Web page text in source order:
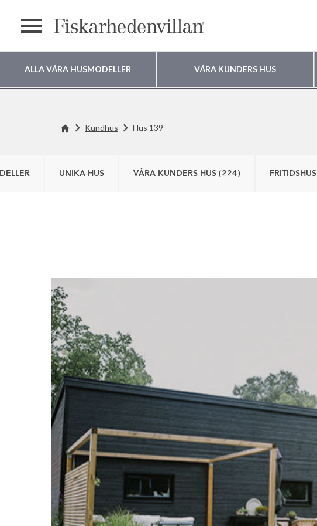
ALLA VÅRA HUSMODELLER VÅRA KUNDERS HUS
Var vill du bygga
Kundhus Hus 139
UNIKA HUS VÅRA KUNDERS HUS (224) FRITIDSHUS